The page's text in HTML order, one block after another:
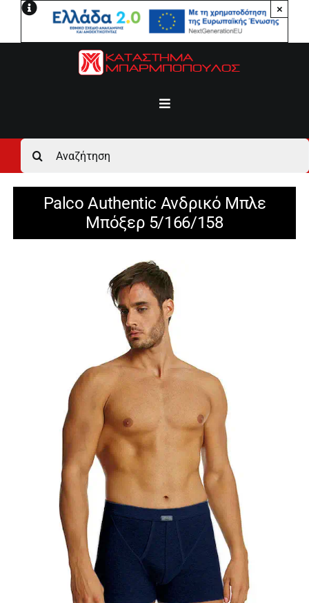
Μετάβαση
×
Toggle
Αρχική
Ανδρικά
Είδη Παρέλασης
Σχετικά με εμάς
ENGLISH English
Αναζήτηση
για:
Palco Authentic Ανδρικό Μπλε
Μπόξερ 5/166/158